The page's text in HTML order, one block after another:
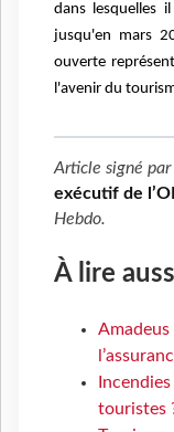
dans lesquelles
jusqu'en mars
ouverte
l'avenir du
Article signé par
exécutif de
Hebdo.
À lire
Amadeus
touristes